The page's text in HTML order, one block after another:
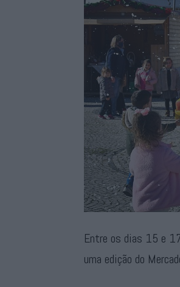
Entre os dias 15 e
uma edição do